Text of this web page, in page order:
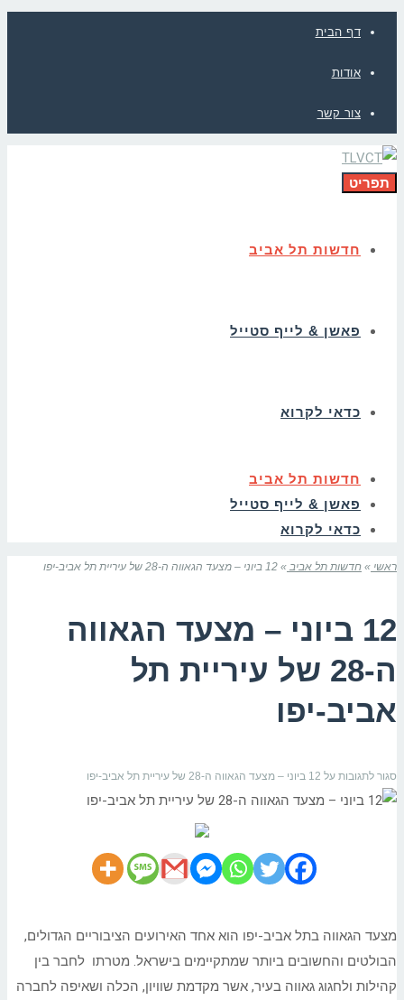
דף הבית
אודות
צור קשר
תפריט
חדשות תל אביב
פאשן & לייף סטייל
כדאי לקרוא
חדשות תל אביב
פאשן & לייף סטייל
כדאי לקרוא
ראשי » חדשות תל אביב » 12 ביוני – מצעד הגאווה ה-28 של עיריית תל אביב-יפו
12 ביוני – מצעד הגאווה
ה-28 של עיריית תל
אביב-יפו
סגור לתגובות על 12 ביוני – מצעד הגאווה ה-28 של עיריית תל אביב-יפו
מצעד הגאווה בתל אביב-יפו הוא אחד האירועים הציבוריים הגדולים,
הבולטים והחשובים ביותר שמתקיימים בישראל. מטרתו לחבר בין
קהילות ולחגוג גאווה בעיר, אשר מקדמת שוויון, הכלה ושאיפה לחברה